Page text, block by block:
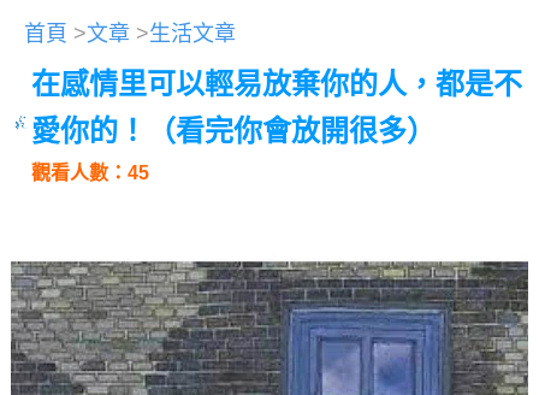
首頁 >文章 >生活文章
在感情里可以輕易放棄你的人，都是不
愛你的！（看完你會放開很多）
觀看人數：45